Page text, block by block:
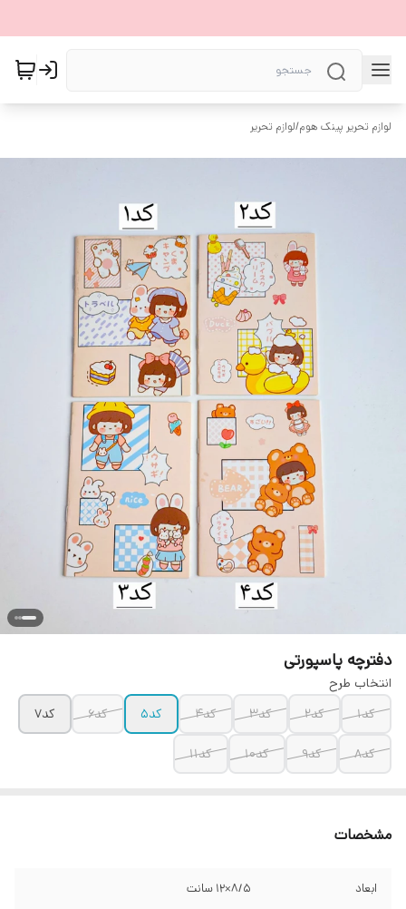
لوازم تحریر پینک هوم/لوازم تحریر
دفترچه پاسپورتی
انتخاب طرح
کد۱
کد۲ کد۳ کد۴ کد۵ کد۶ کد۷
کد۸ کد۹ کد۱۰ کد۱۱
مشخصات
ابعاد ۸/۵×۱۲ سانت